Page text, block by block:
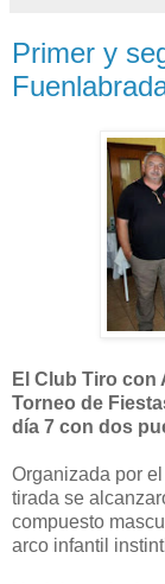
Primer y
El Club Tiro con
Torneo de
día 7 con dos
Organizada por
tirada se
compuesto
arco infantil